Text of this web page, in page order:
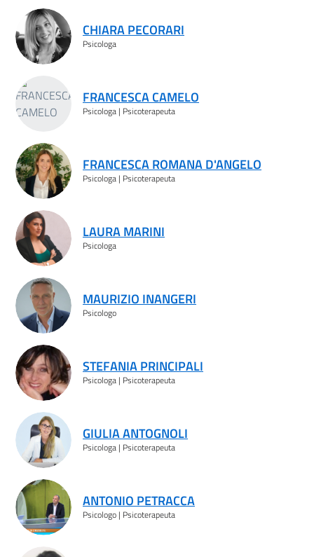
CHIARA PECORARI
Psicologa
FRANCESCA CAMELO
Psicologa | Psicoterapeuta
FRANCESCA ROMANA D'ANGELO
Psicologa | Psicoterapeuta
LAURA MARINI
Psicologa
MAURIZIO INANGERI
Psicologo
STEFANIA PRINCIPALI
Psicologa | Psicoterapeuta
GIULIA ANTOGNOLI
Psicologa | Psicoterapeuta
ANTONIO PETRACCA
Psicologo | Psicoterapeuta